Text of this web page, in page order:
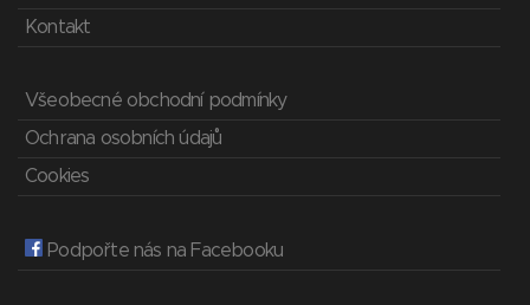
Kontakt
Všeobecné obchodní podmínky
Ochrana osobních údajů
Cookies
Podpořte nás na Facebooku